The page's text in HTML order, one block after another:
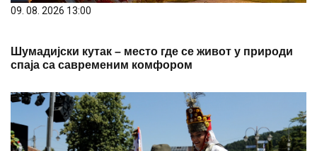
09. 08. 2026 13:00
Шумадијски кутак – место где се живот у природи
спаја са савременим комфором